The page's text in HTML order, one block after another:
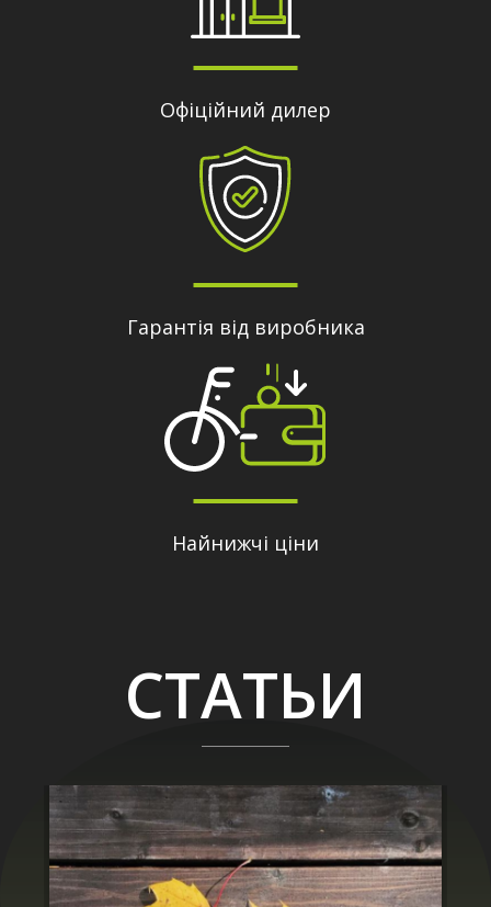
Офіційний дилер
Гарантія від виробника
Найнижчі ціни
СТАТЬИ